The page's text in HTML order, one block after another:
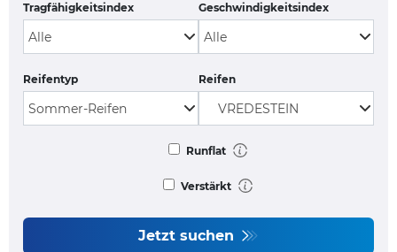
Tragfähigkeitsindex Geschwindigkeitsindex
Reifentyp Reifen
Runflat
Verstärkt
Jetzt suchen